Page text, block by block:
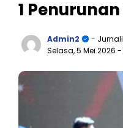
1
Admin2
-
Selasa, 5 Mei 2026 -